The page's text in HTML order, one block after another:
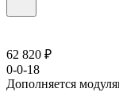
62 820 ₽
0-0-18
Дополняется